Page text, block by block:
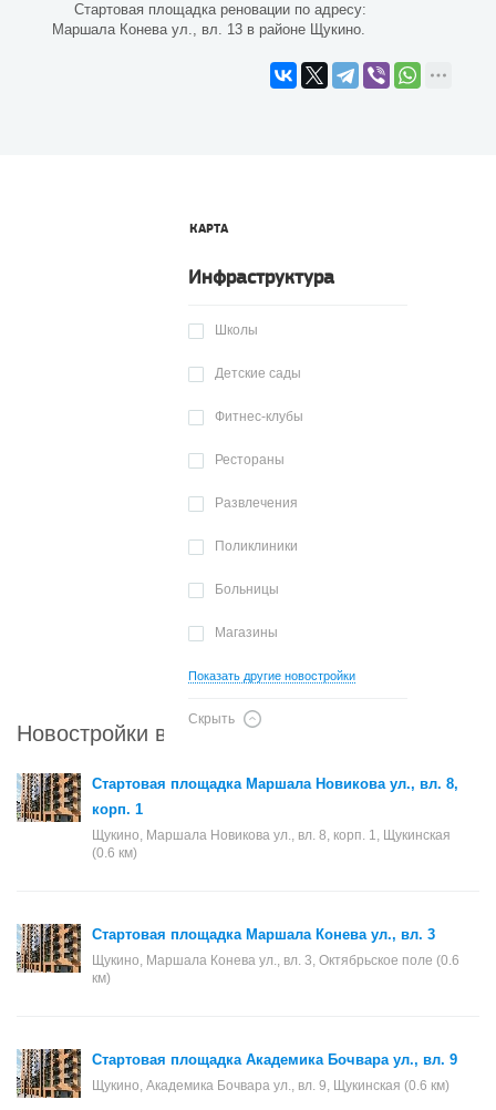
Стартовая площадка реновации по адресу:
Маршала Конева ул., вл. 13 в районе Щукино.
КАРТА
Инфраструктура
Школы
Детские сады
Фитнес-клубы
Рестораны
Развлечения
Поликлиники
Больницы
Магазины
Показать другие новостройки
Скрыть
Новостройки в районе Щукино
Стартовая площадка Маршала Новикова ул., вл. 8,
корп. 1
Щукино, Маршала Новикова ул., вл. 8, корп. 1, Щукинская
(0.6 км)
Стартовая площадка Маршала Конева ул., вл. 3
Щукино, Маршала Конева ул., вл. 3, Октябрьское поле (0.6
км)
Стартовая площадка Академика Бочвара ул., вл. 9
Щукино, Академика Бочвара ул., вл. 9, Щукинская (0.6 км)